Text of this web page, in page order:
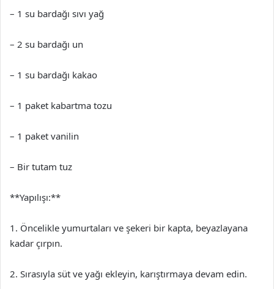
– 1 su bardağı sıvı yağ
– 2 su bardağı un
– 1 su bardağı kakao
– 1 paket kabartma tozu
– 1 paket vanilin
– Bir tutam tuz
**Yapılışı:**
1. Öncelikle yumurtaları ve şekeri bir kapta, beyazlayana
kadar çırpın.
2. Sırasıyla süt ve yağı ekleyin, karıştırmaya devam edin.